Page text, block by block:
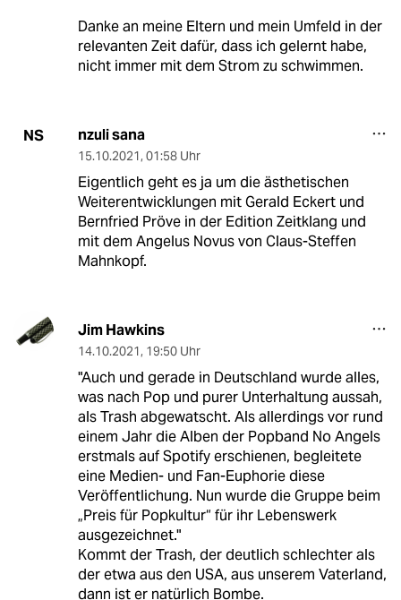
Danke an meine Eltern und mein Umfeld in der
relevanten Zeit dafür, dass ich gelernt habe,
nicht immer mit dem Strom zu schwimmen.
NS nzuli sana
15.10.2021, 01:58 Uhr
Eigentlich geht es ja um die ästhetischen
Weiterentwicklungen mit Gerald Eckert und
Bernfried Pröve in der Edition Zeitklang und
mit dem Angelus Novus von Claus-Steffen
Mahnkopf.
Jim Hawkins
14.10.2021, 19:50 Uhr
"Auch und gerade in Deutschland wurde alles,
was nach Pop und purer Unterhaltung aussah,
als Trash abgewatscht. Als allerdings vor rund
einem Jahr die Alben der Popband No Angels
erstmals auf Spotify erschienen, begleitete
eine Medien- und Fan-Euphorie diese
Veröffentlichung. Nun wurde die Gruppe beim
„Preis für Popkultur“ für ihr Lebenswerk
ausgezeichnet."
Kommt der Trash, der deutlich schlechter als
der etwa aus den USA, aus unserem Vaterland,
dann ist er natürlich Bombe.